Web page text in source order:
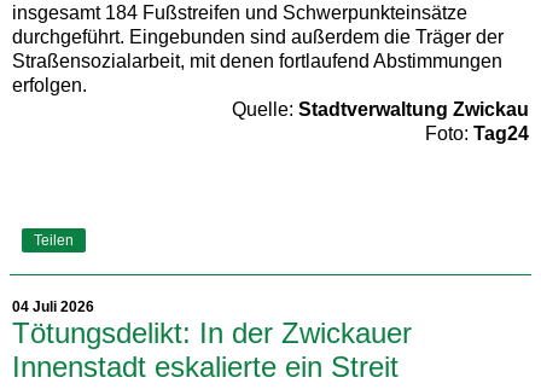
insgesamt 184 Fußstreifen und Schwerpunkteinsätze
durchgeführt. Eingebunden sind außerdem die Träger der
Straßensozialarbeit, mit denen fortlaufend Abstimmungen
erfolgen.
Quelle: Stadtverwaltung Zwickau
Foto: Tag24
Teilen
04 Juli 2026
Tötungsdelikt: In der Zwickauer
Innenstadt eskalierte ein Streit